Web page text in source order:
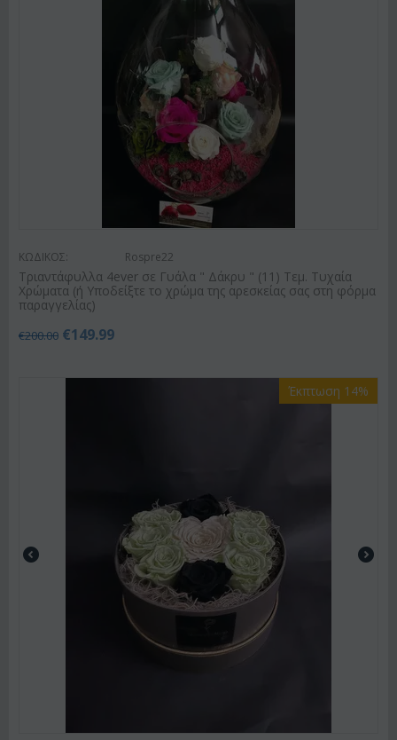
ΚΩΔΙΚΟΣ: Rospre22
Τριαντάφυλλα 4ever σε Γυάλα " Δάκρυ " (11) Τεμ. Τυχαία
Χρώματα (ή Υποδείξτε το χρώμα της αρεσκείας σας στη φόρμα
παραγγελίας)
€200.00 €149.99
Έκπτωση 14%